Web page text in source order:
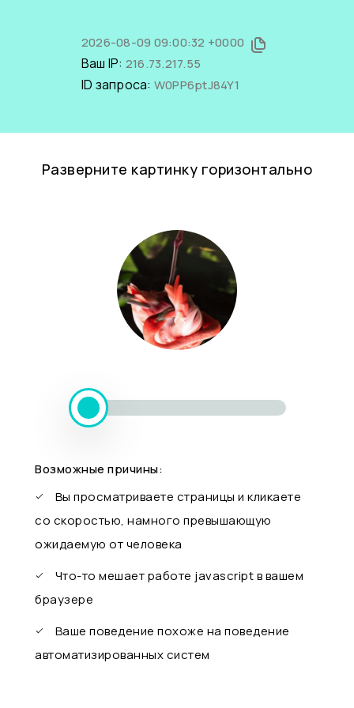
2026-08-09 09:00:32 +0000
Ваш IP: 216.73.217.55
ID запроса: W0PP6ptJ84Y1
Разверните картинку горизонтально
Возможные причины:
Вы просматриваете страницы и кликаете
со скоростью, намного превышающую
ожидаемую от человека
Что-то мешает работе javascript в вашем
браузере
Ваше поведение похоже на поведение
автоматизированных систем